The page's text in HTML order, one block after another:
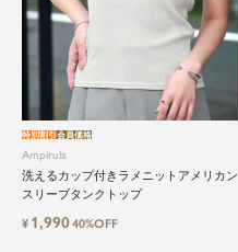
Ampirula
洗えるカップ付きラメニットアメリカン
スリーブタンクトップ
特別割引会員価格
¥ 1,99040%OFF